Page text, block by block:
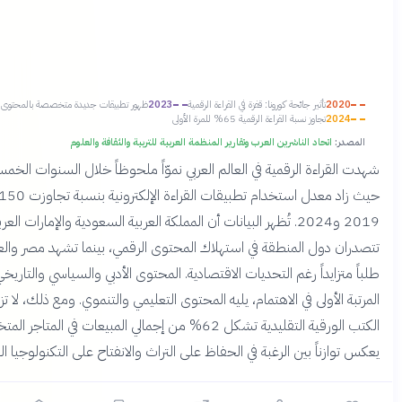
جائحة كورونا: قفزة في القراءة الرقمية 2023ظهور تطبيقات جديدة متخصصة بالمحتوى العربي
نسبة القراءة الرقمية 65% للمرة الأولى
الناشرين العرب وتقارير المنظمة العربية للتربية والثقافة والعلوم
الرقمية في العالم العربي نموّاً ملحوظاً خلال السنوات الخمس الماضية،
حيث زاد معدل استخدام تطبيقات القراءة الإلكترونية بنسبة تجاوزت 150% بين
2019 و2024. تُظهر البيانات أن المملكة العربية السعودية والإمارات العربية المتحدة
المنطقة في استهلاك المحتوى الرقمي، بينما تشهد مصر والعراق وسوريا
رغم التحديات الاقتصادية. المحتوى الأدبي والسياسي والتاريخي يحتل
في الاهتمام، يليه المحتوى التعليمي والتنموي. ومع ذلك، لا تزال نسبة
الكتب الورقية التقليدية تشكل 62% من إجمالي المبيعات في المتاجر المتخصصة، مما
الرغبة في الحفاظ على التراث والانفتاح على التكنولوجيا الحديثة.